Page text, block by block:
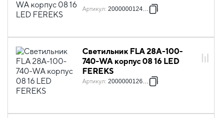
Артикул: 2000000124988
Светильник FLA 28A-100-
740-WA корпус 08 16 LED
FEREKS
Артикул: 2000000126890